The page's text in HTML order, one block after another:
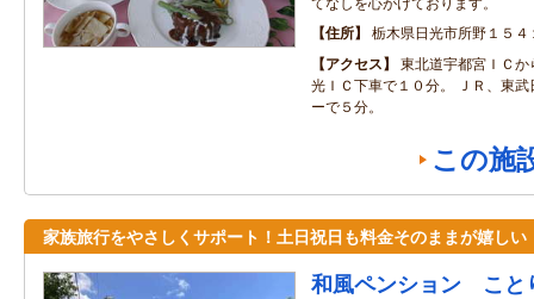
住所
栃木県日光市所野１５４
アクセス
東北道宇都宮ＩＣ
光ＩＣ下車で１０分。 ＪＲ、東
ーで５分。
この施
家族旅行をやさしくサポート！土日祝日も料金そのままが嬉しい
和風ペンション こと